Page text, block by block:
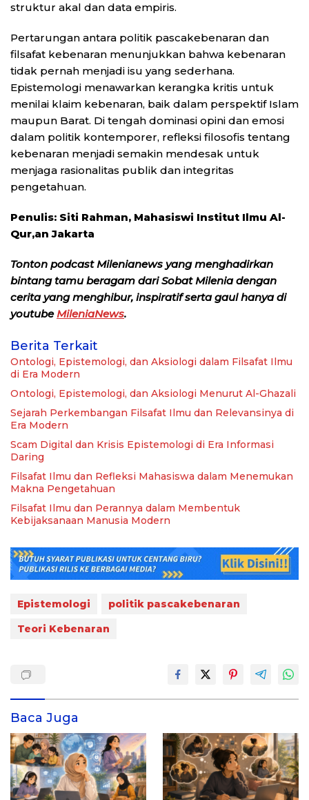
struktur akal dan data empiris.
Pertarungan antara politik pascakebenaran dan
filsafat kebenaran menunjukkan bahwa kebenaran
tidak pernah menjadi isu yang sederhana.
Epistemologi menawarkan kerangka kritis untuk
menilai klaim kebenaran, baik dalam perspektif Islam
maupun Barat. Di tengah dominasi opini dan emosi
dalam politik kontemporer, refleksi filosofis tentang
kebenaran menjadi semakin mendesak untuk
menjaga rasionalitas publik dan integritas
pengetahuan.
Penulis: Siti Rahman, Mahasiswi Institut Ilmu Al-
Qur,an Jakarta
Tonton podcast Milenianews yang menghadirkan
bintang tamu beragam dari Sobat Milenia dengan
cerita yang menghibur, inspiratif serta gaul hanya di
youtubeMileniaNews.
Berita Terkait
Ontologi, Epistemologi, dan Aksiologi dalam Filsafat Ilmu
di Era Modern
Ontologi, Epistemologi, dan Aksiologi Menurut Al-Ghazali
Sejarah Perkembangan Filsafat Ilmu dan Relevansinya di
Era Modern
Scam Digital dan Krisis Epistemologi di Era Informasi
Daring
Filsafat Ilmu dan Refleksi Mahasiswa dalam Menemukan
Makna Pengetahuan
Filsafat Ilmu dan Perannya dalam Membentuk
Kebijaksanaan Manusia Modern
Epistemologi
politik pascakebenaran
Teori Kebenaran
Baca Juga